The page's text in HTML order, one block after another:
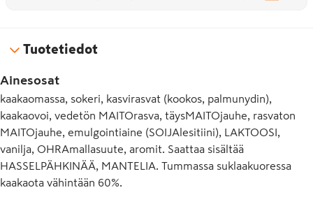
Tuotetiedot
Ainesosat
kaakaomassa, sokeri, kasvirasvat (kookos, palmunydin),
kaakaovoi, vedetön MAITOrasva, täysMAITOjauhe, rasvaton
MAITOjauhe, emulgointiaine (SOIJAlesitiini), LAKTOOSI,
vanilja, OHRAmallasuute, aromit. Saattaa sisältää
HASSELPÄHKINÄÄ, MANTELIA. Tummassa suklaakuoressa
kaakaota vähintään 60%.